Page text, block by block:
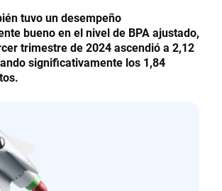
tuvo un desempeño
bueno en el nivel de BPA ajustado,
trimestre de 2024 ascendió a 2,12
significativamente los 1,84